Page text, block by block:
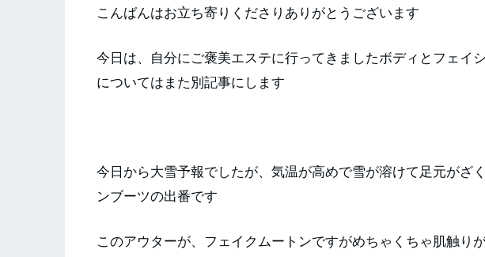
こんばんはお立ち寄りくださりありがとうございます
今日は、自分にご褒美エステに行ってきましたボディとフェイ
についてはまた別記事にします
今日から大雪予報でしたが、気温が高めで雪が溶けて足元がざ
ンブーツの出番です
このアウターが、フェイクムートンですがめちゃくちゃ肌触り